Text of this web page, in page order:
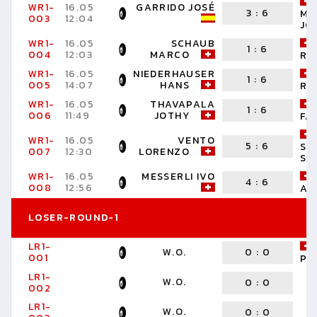
WR1-
003
16.05
12:04
GARRIDO JOSÉ 3 : 6
WR1-
004
16.05
12:03
SCHAUB
MARCO 1 : 6
WR1-
005
16.05
14:07
NIEDERHAUSER
HANS 1 : 6
WR1-
006
16.05
11:49
THAVAPALA
JOTHY 1 : 6
WR1-
007
16.05
12:30
VENTO
LORENZO 5 : 6
WR1-
008
16.05
12:56
MESSERLI IVO 4 : 6
LOSER-ROUND-1
LR1-
001 W.O. 0 : 0
LR1-
002 W.O. 0 : 0
LR1-
W.O. 0 : 0